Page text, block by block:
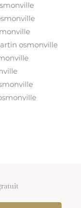
osmonville